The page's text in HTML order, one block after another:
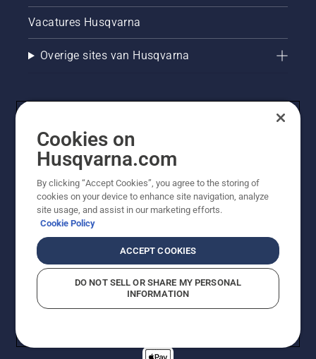
Vacatures Husqvarna
Overige sites van Husqvarna
© Husqvarna AB (publ). Alle rechten voorbehouden. De
getoonde prijzen zijn consumentenadviesprijzen. Alle
tenzij het product beschikbaar is voor directe aankoop.
Cookiebeleid
Imprint
Cookies on
Husqvarna.com
By clicking “Accept Cookies”, you agree to the storing of
cookies on your device to enhance site navigation, analyze
site usage, and assist in our marketing efforts.
Cookie Policy
ACCEPT COOKIES
DO NOT SELL OR SHARE MY PERSONAL
INFORMATION